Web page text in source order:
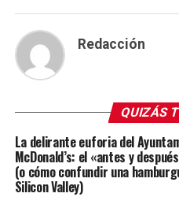
Redacción
QUIZÁS
La delirante euforia del
McDonald’s: el «antes y
(o cómo confundir una
Silicon Valley)